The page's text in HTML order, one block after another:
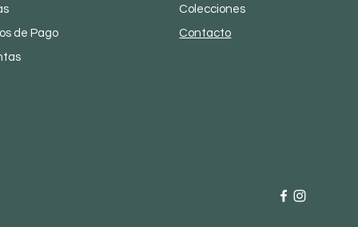
de Pago
Colecciones
Contacto